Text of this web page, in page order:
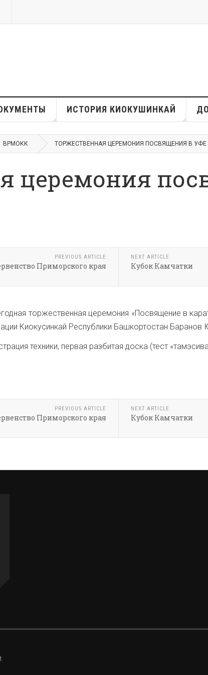
ИСТОРИЯ КИОКУШИНКАЙ
ВРМОКК ТОРЖЕСТВЕННАЯ ЦЕРЕМОНИЯ ПОСВЯЩЕНИЯ В УФЕ
церемония
PREVIOUS ARTICLE
Приморского края
NEXT ARTICLE
Кубок Камчатки
торжественная церемония «Посвящение в
Киокусинкай Республики Башкортостан Баранов
техники, первая разбитая доска (тест
PREVIOUS ARTICLE
Приморского края
NEXT ARTICLE
Кубок Камчатки